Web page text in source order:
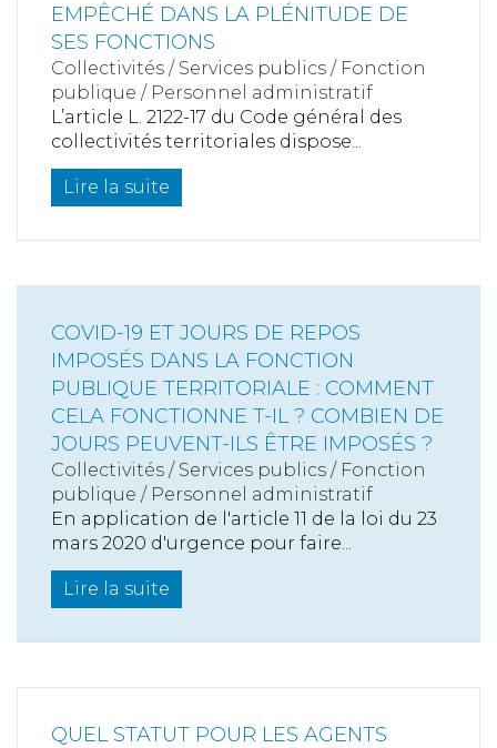
EMPÊCHÉ DANS LA PLÉNITUDE DE
SES FONCTIONS
Collectivités / Services publics / Fonction
publique / Personnel administratif
L’article L. 2122-17 du Code général des
collectivités territoriales dispose...
Lire la suite
COVID-19 ET JOURS DE REPOS
IMPOSÉS DANS LA FONCTION
PUBLIQUE TERRITORIALE : COMMENT
CELA FONCTIONNE T-IL ? COMBIEN DE
JOURS PEUVENT-ILS ÊTRE IMPOSÉS ?
Collectivités / Services publics / Fonction
publique / Personnel administratif
En application de l'article 11 de la loi du 23
mars 2020 d'urgence pour faire...
Lire la suite
QUEL STATUT POUR LES AGENTS